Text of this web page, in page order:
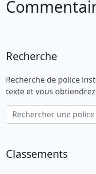
Recherche
Recherche de police
texte et vous
Classements